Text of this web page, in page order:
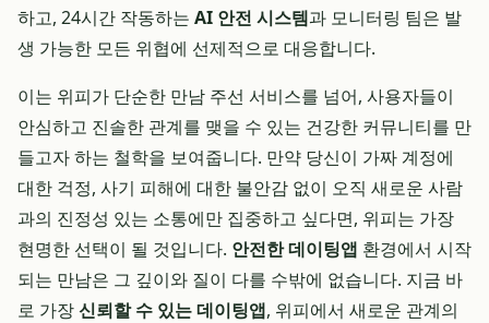
하고, 24시간 작동하는 AI 안전 시스템과 모니터링 팀은 발
생 가능한 모든 위협에 선제적으로 대응합니다.
이는 위피가 단순한 만남 주선 서비스를 넘어, 사용자들이
안심하고 진솔한 관계를 맺을 수 있는 건강한 커뮤니티를 만
들고자 하는 철학을 보여줍니다. 만약 당신이 가짜 계정에
대한 걱정, 사기 피해에 대한 불안감 없이 오직 새로운 사람
과의 진정성 있는 소통에만 집중하고 싶다면, 위피는 가장
현명한 선택이 될 것입니다. 안전한 데이팅앱 환경에서 시작
되는 만남은 그 깊이와 질이 다를 수밖에 없습니다. 지금 바
로 가장신뢰할 수 있는 데이팅앱, 위피에서 새로운 관계의